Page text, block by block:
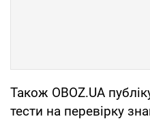
Також OBOZ.UA
тести на перевірку